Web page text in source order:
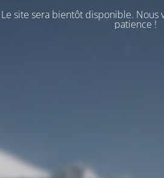
Le site sera bientôt disponible. Nous
patience !